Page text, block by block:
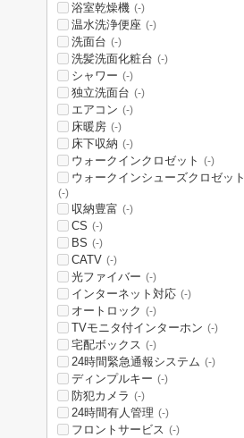
浴室乾燥機 (-)
温水洗浄便座 (-)
洗面台 (-)
洗髪洗面化粧台 (-)
シャワー (-)
独立洗面台 (-)
エアコン (-)
床暖房 (-)
床下収納 (-)
ウォークインクロゼット (-)
ウォークインシューズクロゼット
(-)
収納豊富 (-)
CS (-)
BS (-)
CATV (-)
光ファイバー (-)
インターネット対応 (-)
オートロック (-)
TVモニタ付インターホン (-)
宅配ボックス (-)
24時間緊急通報システム (-)
ディンプルキー (-)
防犯カメラ (-)
24時間有人管理 (-)
フロントサービス (-)